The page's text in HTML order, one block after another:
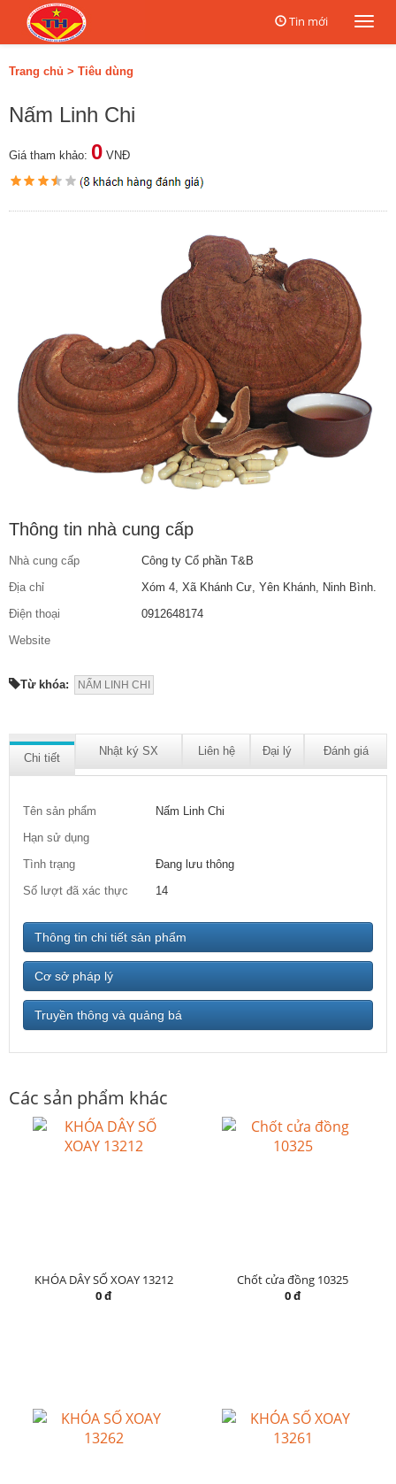
Tin mới
Trang chủ > Tiêu dùng
Nấm Linh Chi
Giá tham khảo: 0 VNĐ
Thông tin nhà cung cấp
Nhà cung cấp
Công ty Cổ phần T&B
Địa chỉ
Xóm 4, Xã Khánh Cư, Yên Khánh, Ninh Bình.
Điện thoại
0912648174
Website
Từ khóa: NẤM LINH CHI
Chi tiết
Nhật ký SX Liên hệ Đại lý Đánh giá
Tên sản phẩm
Nấm Linh Chi
Hạn sử dụng
Tình trạng
Đang lưu thông
Số lượt đã xác thực
14
Thông tin chi tiết sản phẩm
Cơ sở pháp lý
Truyền thông và quảng bá
Các sản phẩm khác
KHÓA DÂY SỐ XOAY 13212
0 đ
Chốt cửa đồng 10325
0 đ